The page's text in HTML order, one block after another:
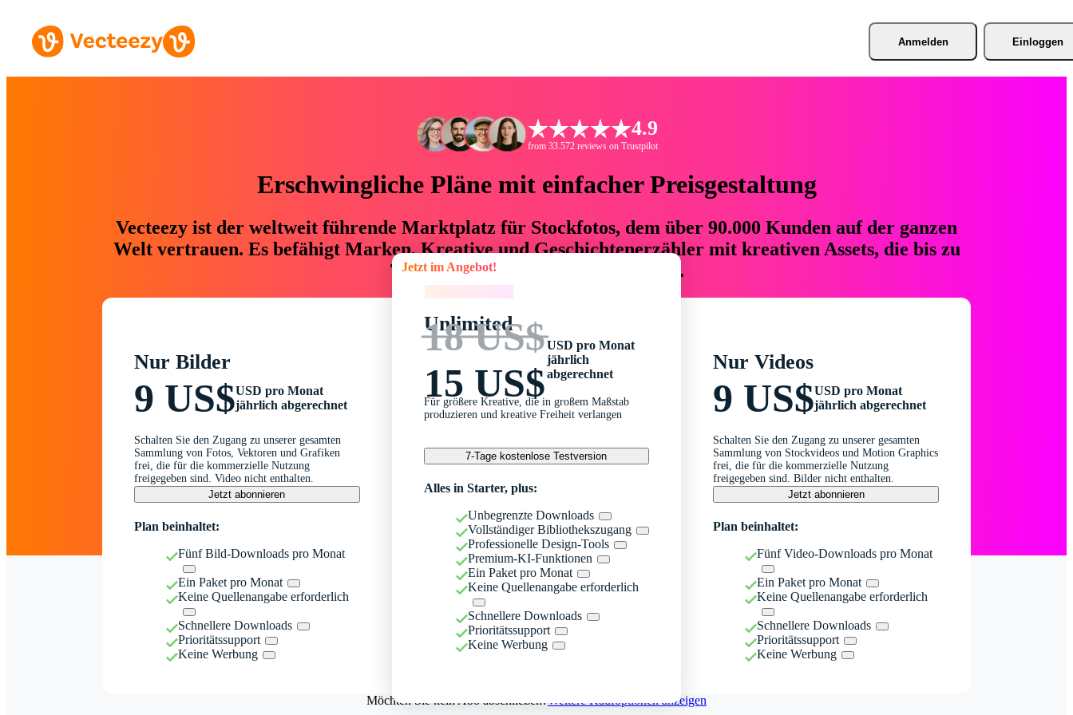
Anmelden Einloggen
4.9
from 33.572 reviews on Trustpilot
Erschwingliche Pläne mit einfacher Preisgestaltung
Vecteezy ist der weltweit führende Marktplatz für Stockfotos, dem über 90.000 Kunden auf der ganzen
Welt vertrauen. Es befähigt Marken, Kreative und Geschichtenerzähler mit kreativen Assets, die bis zu
76 % an Zeit und Budget einsparen.
Nur Bilder
9 US$USD pro Monat
jährlich abgerechnet
Schalten Sie den Zugang zu unserer gesamten
Sammlung von Fotos, Vektoren und Grafiken
frei, die für die kommerzielle Nutzung
freigegeben sind. Video nicht enthalten.
Jetzt abonnieren
Plan beinhaltet:
Fünf Bild-Downloads pro Monat
Ein Paket pro Monat
Keine Quellenangabe erforderlich
Schnellere Downloads
Prioritätssupport
Keine Werbung
Jetzt im Angebot!
Unlimited
18 US$
15 US$
USD pro Monat
jährlich
abgerechnet
Für größere Kreative, die in großem Maßstab
produzieren und kreative Freiheit verlangen
7-Tage kostenlose Testversion
Alles in Starter, plus:
Unbegrenzte Downloads
Vollständiger Bibliothekszugang
Professionelle Design-Tools
Premium-KI-Funktionen
Ein Paket pro Monat
Keine Quellenangabe erforderlich
Schnellere Downloads
Prioritätssupport
Keine Werbung
Nur Videos
9 US$USD pro Monat
jährlich abgerechnet
Schalten Sie den Zugang zu unserer gesamten
Sammlung von Stockvideos und Motion Graphics
frei, die für die kommerzielle Nutzung
freigegeben sind. Bilder nicht enthalten.
Jetzt abonnieren
Plan beinhaltet:
Fünf Video-Downloads pro Monat
Ein Paket pro Monat
Keine Quellenangabe erforderlich
Schnellere Downloads
Prioritätssupport
Keine Werbung
Möchten Sie kein Abo abschließen?Weitere Kaufoptionen anzeigen